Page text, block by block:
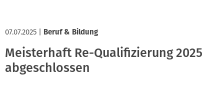
07.07.2025 Beruf & Bildung
Meisterhaft Re-Qualifizierung 2025
abgeschlossen